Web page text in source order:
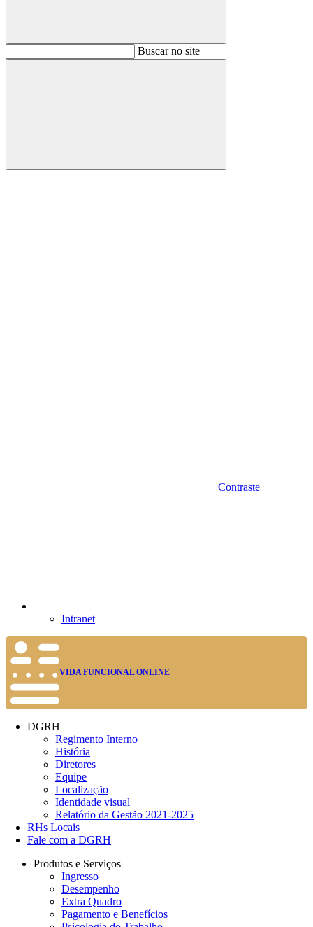
BuscarBuscar no site
Buscar
Contraste
Intranet
VIDA FUNCIONAL ONLINE
DGRH
Regimento Interno
História
Diretores
Equipe
Localização
Identidade visual
Relatório da Gestão 2021-2025
RHs Locais
Fale com a DGRH
Produtos e Serviços
Ingresso
Desempenho
Extra Quadro
Pagamento e Benefícios